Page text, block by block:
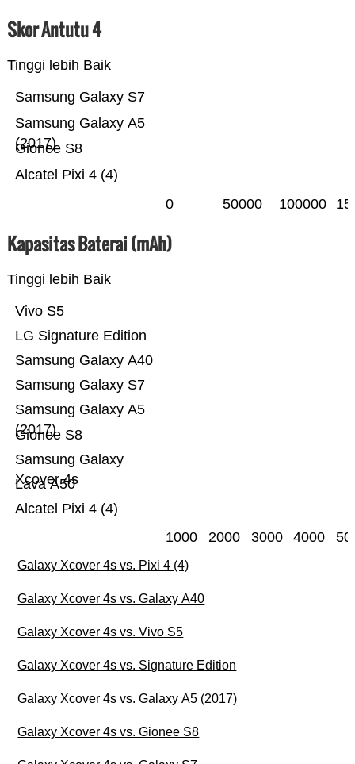
Skor Antutu 4
Tinggi lebih Baik
Alcatel Pixi 4 (4)
Gionee S8
Samsung Galaxy A5
(2017)
Samsung Galaxy S7
0 50000 100000
Kapasitas Baterai (mAh)
Tinggi lebih Baik
Alcatel Pixi 4 (4)
Lava A50
Samsung Galaxy
Xcover 4s
Gionee S8
Samsung Galaxy A5
(2017)
Samsung Galaxy S7
Samsung Galaxy A40
LG Signature Edition
Vivo S5
1000 2000 3000 4000
Galaxy Xcover 4s vs. Pixi 4 (4)
Galaxy Xcover 4s vs. Galaxy A40
Galaxy Xcover 4s vs. Vivo S5
Galaxy Xcover 4s vs. Signature Edition
Galaxy Xcover 4s vs. Galaxy A5 (2017)
Galaxy Xcover 4s vs. Gionee S8